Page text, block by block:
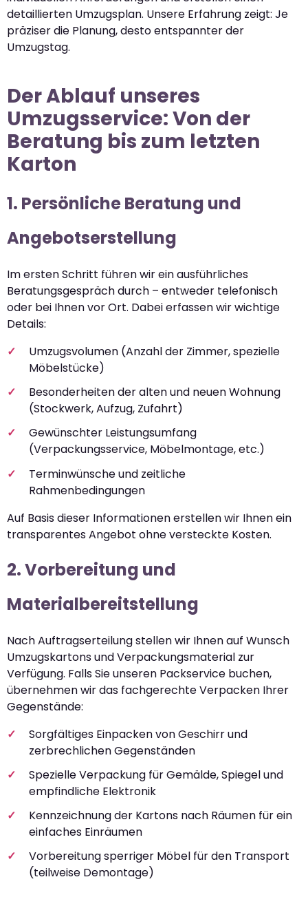
detaillierten Umzugsplan. Unsere Erfahrung zeigt: Je
präziser die Planung, desto entspannter der
Umzugstag.
Der Ablauf unseres
Umzugsservice: Von der
Beratung bis zum letzten
Karton
1. Persönliche Beratung und
Angebotserstellung
Im ersten Schritt führen wir ein ausführliches
Beratungsgespräch durch – entweder telefonisch
oder bei Ihnen vor Ort. Dabei erfassen wir wichtige
Details:
Umzugsvolumen (Anzahl der Zimmer, spezielle
Möbelstücke)
Besonderheiten der alten und neuen Wohnung
(Stockwerk, Aufzug, Zufahrt)
Gewünschter Leistungsumfang
(Verpackungsservice, Möbelmontage, etc.)
Terminwünsche und zeitliche
Rahmenbedingungen
Auf Basis dieser Informationen erstellen wir Ihnen ein
transparentes Angebot ohne versteckte Kosten.
2. Vorbereitung und
Materialbereitstellung
Nach Auftragserteilung stellen wir Ihnen auf Wunsch
Umzugskartons und Verpackungsmaterial zur
Verfügung. Falls Sie unseren Packservice buchen,
übernehmen wir das fachgerechte Verpacken Ihrer
Gegenstände:
Sorgfältiges Einpacken von Geschirr und
zerbrechlichen Gegenständen
Spezielle Verpackung für Gemälde, Spiegel und
empfindliche Elektronik
Kennzeichnung der Kartons nach Räumen für ein
einfaches Einräumen
Vorbereitung sperriger Möbel für den Transport
(teilweise Demontage)